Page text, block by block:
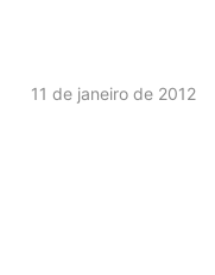
11 de janeiro de 2012